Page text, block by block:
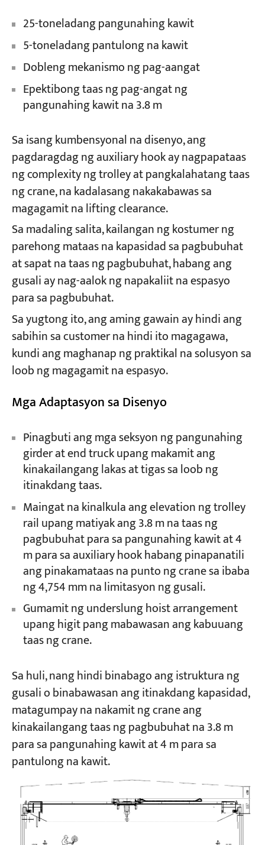
25-toneladang pangunahing kawit
5-toneladang pantulong na kawit
Dobleng mekanismo ng pag-aangat
Epektibong taas ng pag-angat ng
pangunahing kawit na 3.8 m
Sa isang kumbensyonal na disenyo, ang
pagdaragdag ng auxiliary hook ay nagpapataas
ng complexity ng trolley at pangkalahatang taas
ng crane, na kadalasang nakakabawas sa
magagamit na lifting clearance.
Sa madaling salita, kailangan ng kostumer ng
parehong mataas na kapasidad sa pagbubuhat
at sapat na taas ng pagbubuhat, habang ang
gusali ay nag-aalok ng napakaliit na espasyo
para sa pagbubuhat.
Sa yugtong ito, ang aming gawain ay hindi ang
sabihin sa customer na hindi ito magagawa,
kundi ang maghanap ng praktikal na solusyon sa
loob ng magagamit na espasyo.
Mga Adaptasyon sa Disenyo
Pinagbuti ang mga seksyon ng pangunahing
girder at end truck upang makamit ang
kinakailangang lakas at tigas sa loob ng
itinakdang taas.
Maingat na kinalkula ang elevation ng trolley
rail upang matiyak ang 3.8 m na taas ng
pagbubuhat para sa pangunahing kawit at 4
m para sa auxiliary hook habang pinapanatili
ang pinakamataas na punto ng crane sa ibaba
ng 4,754 mm na limitasyon ng gusali.
Gumamit ng underslung hoist arrangement
upang higit pang mabawasan ang kabuuang
taas ng crane.
Sa huli, nang hindi binabago ang istruktura ng
gusali o binabawasan ang itinakdang kapasidad,
matagumpay na nakamit ng crane ang
kinakailangang taas ng pagbubuhat na 3.8 m
para sa pangunahing kawit at 4 m para sa
pantulong na kawit.